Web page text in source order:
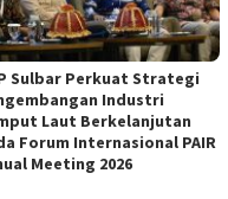
Sulbar Perkuat Strategi
Industri
Laut Berkelanjutan
Forum Internasional PAIR
Meeting 2026